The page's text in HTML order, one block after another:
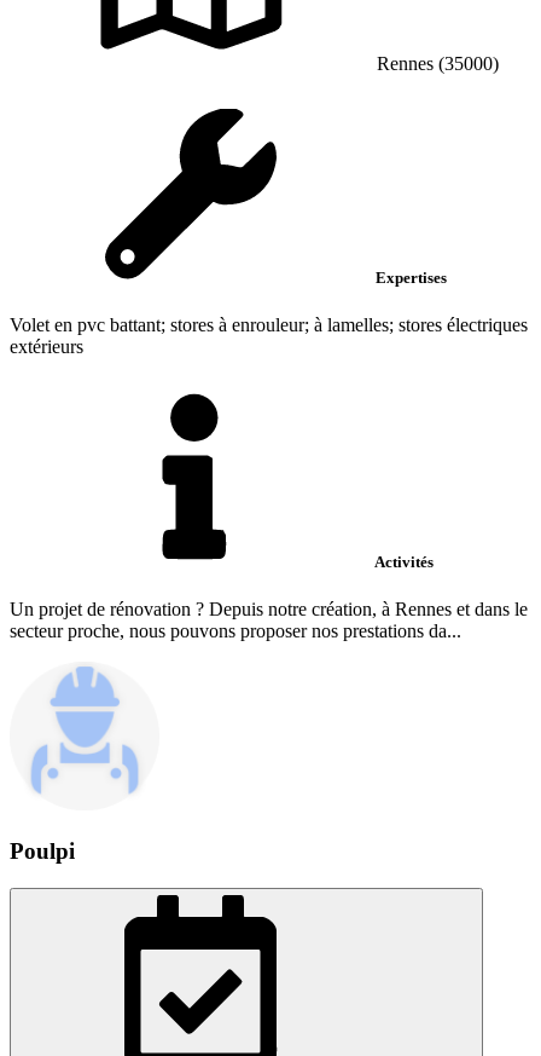
Rennes (35000)
Expertises
Volet en pvc battant; stores à enrouleur; à lamelles; stores électriques
extérieurs
Activités
Un projet de rénovation ? Depuis notre création, à Rennes et dans le
secteur proche, nous pouvons proposer nos prestations da...
Poulpi